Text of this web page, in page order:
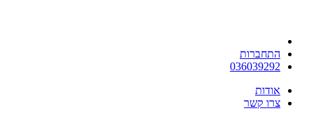
התחברות
036039292
אודות
צרו קשר